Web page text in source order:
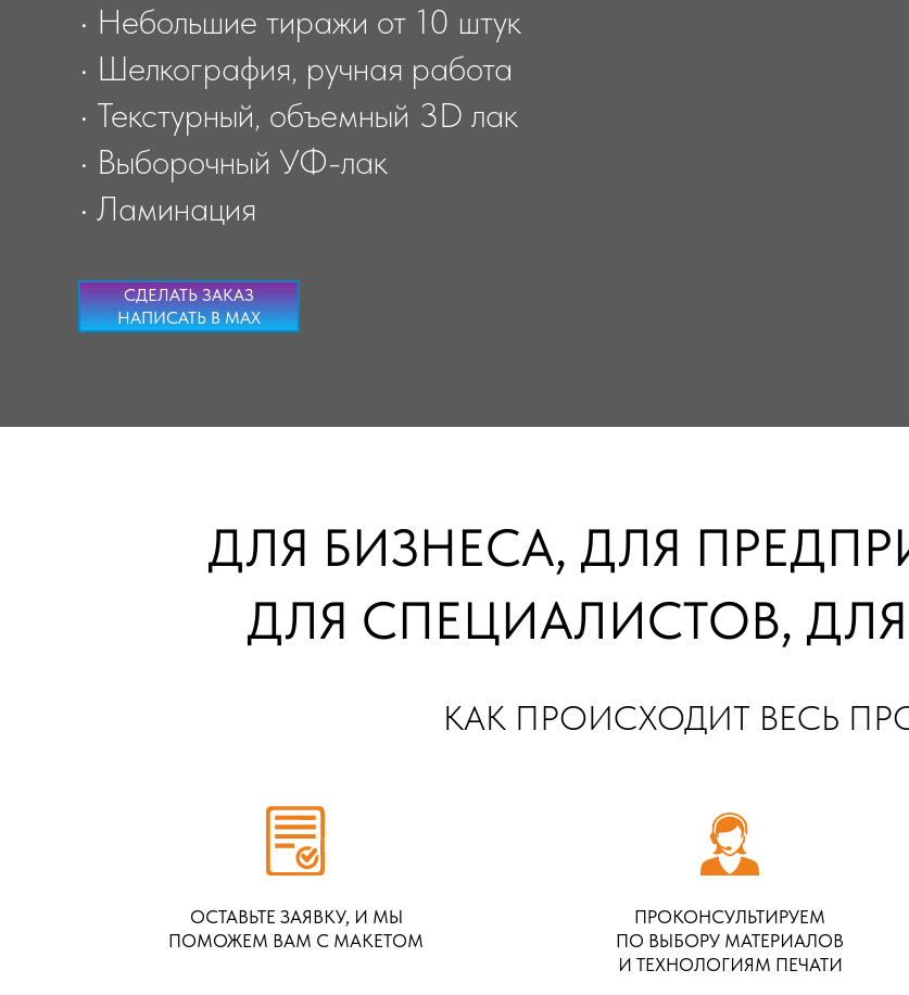
• Небольшие тиражи от 10 штук
• Шелкография, ручная работа
• Текстурный, объемный 3D лак
• Выборочный УФ-лак
• Ламинация
СДЕЛАТЬ ЗАКАЗ
НАПИСАТЬ В MAX
КАК ПРОИСХОДИТ ВЕСЬ
ДЛЯ БИЗНЕСА, ДЛЯ
ДЛЯ СПЕЦИАЛИСТОВ,
ОСТАВЬТЕ ЗАЯВКУ, И МЫ
ПОМОЖЕМ ВАМ С МАКЕТОМ
ПРОКОНСУЛЬТИРУЕМ
ПО ВЫБОРУ МАТЕРИАЛОВ
И ТЕХНОЛОГИЯМ ПЕЧАТИ